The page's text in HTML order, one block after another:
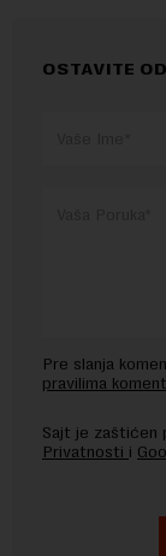
OSTAVITE
Pre slanja
pravilima
Sajt je zaštićen
Privatnosti i